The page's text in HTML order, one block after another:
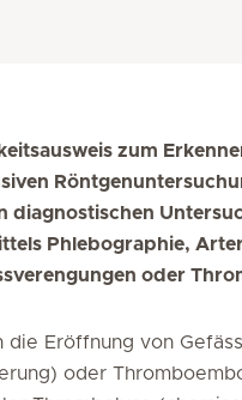
zum
diagnostischen
Phlebographie,
oder
Eröffnung von
oder